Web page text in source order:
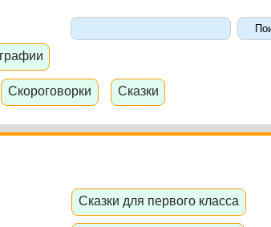
Скороговорки Сказки
Сказки для первого класса